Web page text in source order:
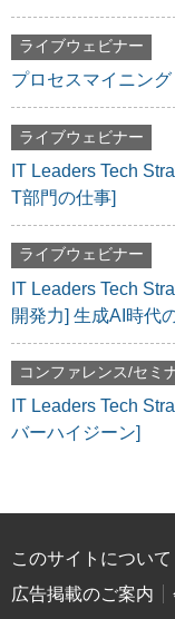
ライブウェビナー
プロセスマイニン
ライブウェビナー
IT Leaders Tech
T部門の仕事]
ライブウェビナー
IT Leaders Tech
開発力] 生成AI時代
コンファレンス/セミ
IT Leaders Tech
バーハイジーン]
このサイトについて
広告掲載のご案内